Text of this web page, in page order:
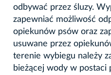
odbywać przez śluzy.
zapewniać możliwość
opiekunów psów oraz
usuwane przez
terenie wybiegu należy
bieżącej wody w postaci